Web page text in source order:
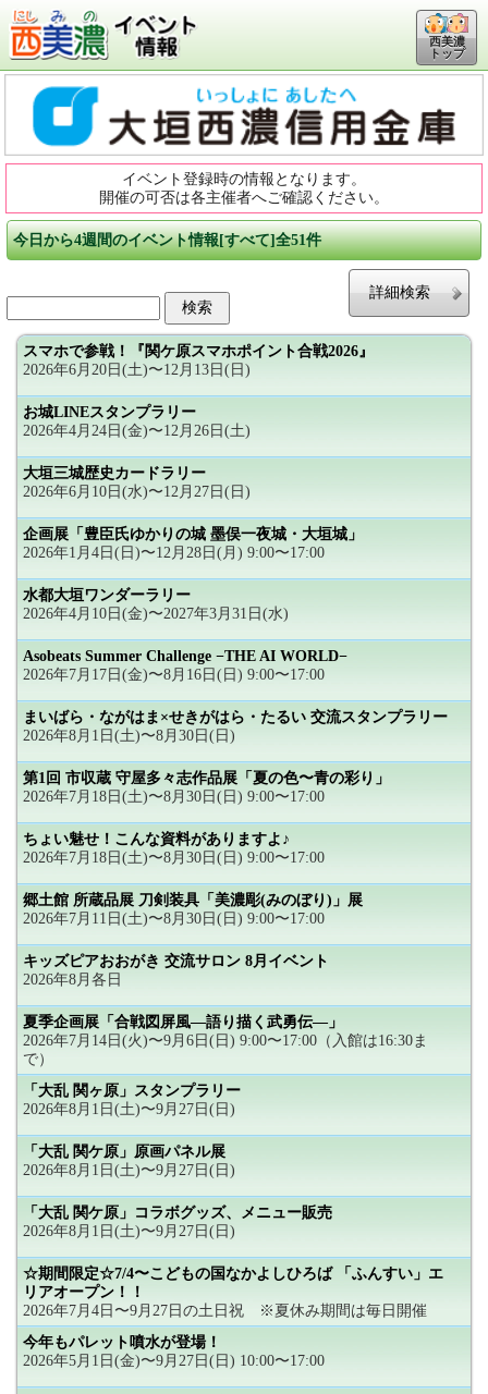
西美濃
トップ
イベント登録時の情報となります。
開催の可否は各主催者へご確認ください。
今日から4週間のイベント情報[すべて]全51件
詳細検索
スマホで参戦！『関ケ原スマホポイント合戦2026』
2026年6月20日(土)〜12月13日(日)
お城LINEスタンプラリー
2026年4月24日(金)〜12月26日(土)
大垣三城歴史カードラリー
2026年6月10日(水)〜12月27日(日)
企画展「豊臣氏ゆかりの城 墨俣一夜城・大垣城」
2026年1月4日(日)〜12月28日(月) 9:00〜17:00
水都大垣ワンダーラリー
2026年4月10日(金)〜2027年3月31日(水)
Asobeats Summer Challenge −THE AI WORLD−
2026年7月17日(金)〜8月16日(日) 9:00〜17:00
まいばら・ながはま×せきがはら・たるい 交流スタンプラリー
2026年8月1日(土)〜8月30日(日)
第1回 市収蔵 守屋多々志作品展「夏の色〜青の彩り」
2026年7月18日(土)〜8月30日(日) 9:00〜17:00
ちょい魅せ！こんな資料がありますよ♪
2026年7月18日(土)〜8月30日(日) 9:00〜17:00
郷土館 所蔵品展 刀剣装具「美濃彫(みのぼり)」展
2026年7月11日(土)〜8月30日(日) 9:00〜17:00
キッズピアおおがき 交流サロン 8月イベント
2026年8月各日
夏季企画展「合戦図屏風―語り描く武勇伝―」
2026年7月14日(火)〜9月6日(日) 9:00〜17:00（入館は16:30ま
で）
「大乱 関ヶ原」スタンプラリー
2026年8月1日(土)〜9月27日(日)
「大乱 関ケ原」原画パネル展
2026年8月1日(土)〜9月27日(日)
「大乱 関ケ原」コラボグッズ、メニュー販売
2026年8月1日(土)〜9月27日(日)
☆期間限定☆7/4〜こどもの国なかよしひろば 「ふんすい」エ
リアオープン！！
2026年7月4日〜9月27日の土日祝 ※夏休み期間は毎日開催
今年もパレット噴水が登場！
2026年5月1日(金)〜9月27日(日) 10:00〜17:00